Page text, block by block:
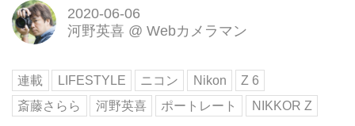
2020-06-06
河野英喜 @ Webカメラマン
連載 LIFESTYLE ニコン Nikon
Z 6
斎藤さらら
河野英喜 ポートレート NIKKOR Z